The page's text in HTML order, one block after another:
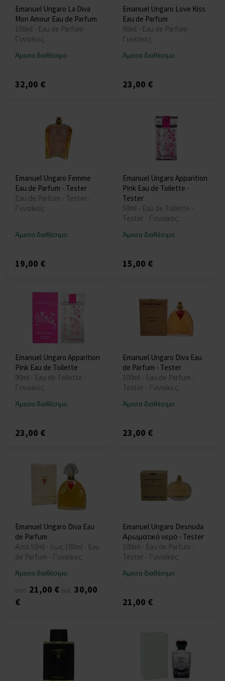
Emanuel Ungaro La Diva
Mon Amour Eau de Parfum
100ml - Eau de Parfum -
Γυναίκες
Άμεσα διαθέσιμο
32,00 €
Emanuel Ungaro Love Kiss
Eau de Parfum
90ml - Eau de Parfum -
Γυναίκες
Άμεσα διαθέσιμο
23,00 €
Emanuel Ungaro Femme
Eau de Parfum - Tester
Eau de Parfum - Tester -
Γυναίκες
Άμεσα διαθέσιμο
19,00 €
Emanuel Ungaro Apparition
Pink Eau de Toilette -
Tester
50ml - Eau de Toilette -
Tester - Γυναίκες
Άμεσα διαθέσιμο
15,00 €
Emanuel Ungaro Apparition
Pink Eau de Toilette
90ml - Eau de Toilette -
Γυναίκες
Άμεσα διαθέσιμο
23,00 €
Emanuel Ungaro Diva Eau
de Parfum - Tester
100ml - Eau de Parfum -
Tester - Γυναίκες
Άμεσα διαθέσιμο
23,00 €
Emanuel Ungaro Diva Eau
de Parfum
Από 50ml - έως 100ml - Eau
de Parfum - Γυναίκες
Άμεσα διαθέσιμο
από 21,00 € έως 30,00
€
Emanuel Ungaro Desnuda
Αρωματικό νερό - Tester
100ml - Eau de Parfum -
Tester - Γυναίκες
Άμεσα διαθέσιμο
21,00 €